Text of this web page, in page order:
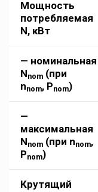
Мощность
потребляемая
N, кВт
— номинальная
Nnom (при
nnom, Pnom)
—
максимальная
Nnom (при nnom,
Pnom)
Крутящий